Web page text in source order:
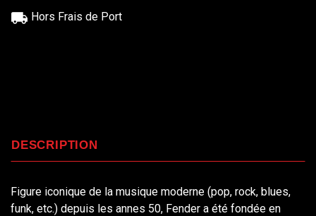
Hors Frais de Port
DESCRIPTION
Figure iconique de la musique moderne (pop, rock, blues,
funk, etc.) depuis les annes 50, Fender a été fondée en